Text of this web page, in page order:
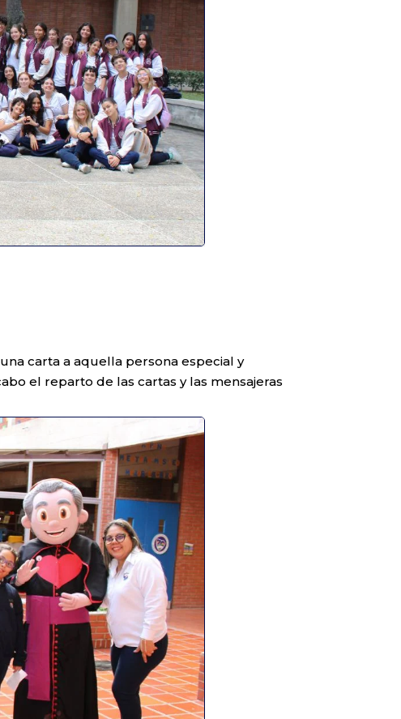
carta a aquella persona especial y
el reparto de las cartas y las mensajeras